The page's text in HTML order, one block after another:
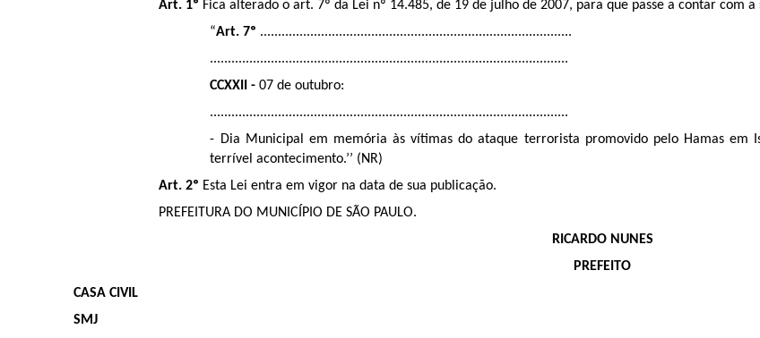
Art. 1º Fica alterado o art. 7º da Lei nº 14.485, de 19 de julho de 2007, para que passe a contar com
“Art. 7º .......................................................................................
....................................................................................................
CCXXII - 07 de outubro:
....................................................................................................
- Dia Municipal em memória às vítimas do ataque terrorista promovido pelo Hamas em
terrível acontecimento.’’ (NR)
Art. 2º Esta Lei entra em vigor na data de sua publicação.
PREFEITURA DO MUNICÍPIO DE SÃO PAULO.
RICARDO NUNES
PREFEITO
CASA CIVIL
SMJ